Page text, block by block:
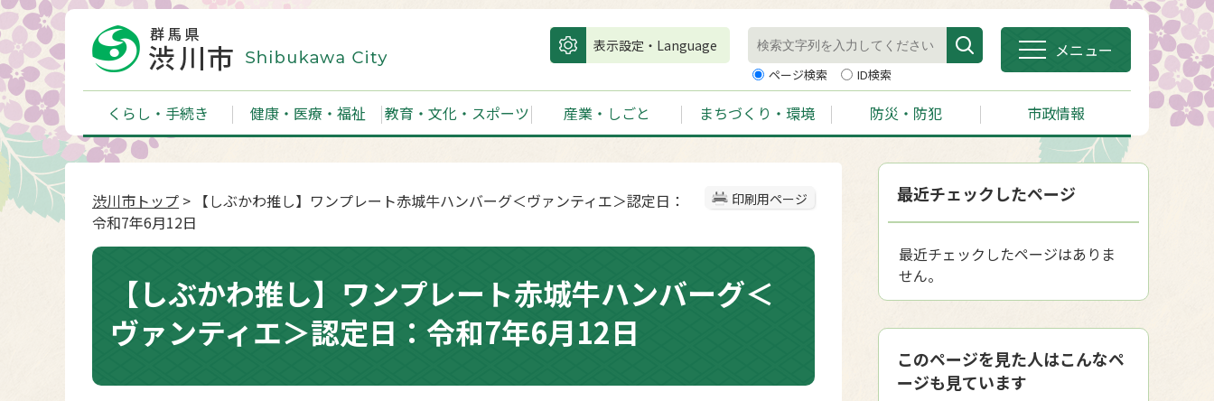
表示設定・Language
ページ検索 ID検索
メニュー
くらし・手続き 健康・医療・福祉 教育・文化・スポーツ 産業・しごと まちづくり・環境 防災・防犯 市政情報
印刷用ページ
渋川市トップ > 【しぶかわ推し】ワンプレート⾚城⽜ハンバーグ＜ヴァンティエ＞認定日：
令和7年6月12日
【しぶかわ推し】ワンプレート⾚城⽜ハンバーグ＜
ヴァンティエ＞認定日：令和7年6月12日
最近チェックしたページ
最近チェックしたページはありま
せん。
このページを見た人はこんなペ
ージも見ています